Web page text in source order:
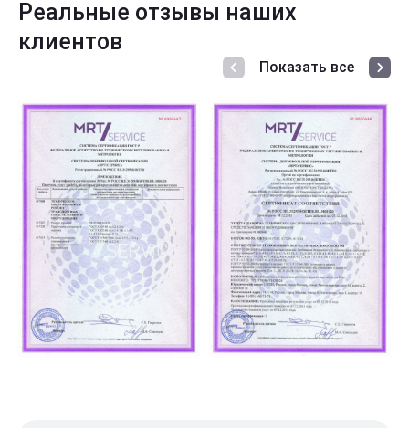
Реальные отзывы наших
клиентов
Показать все